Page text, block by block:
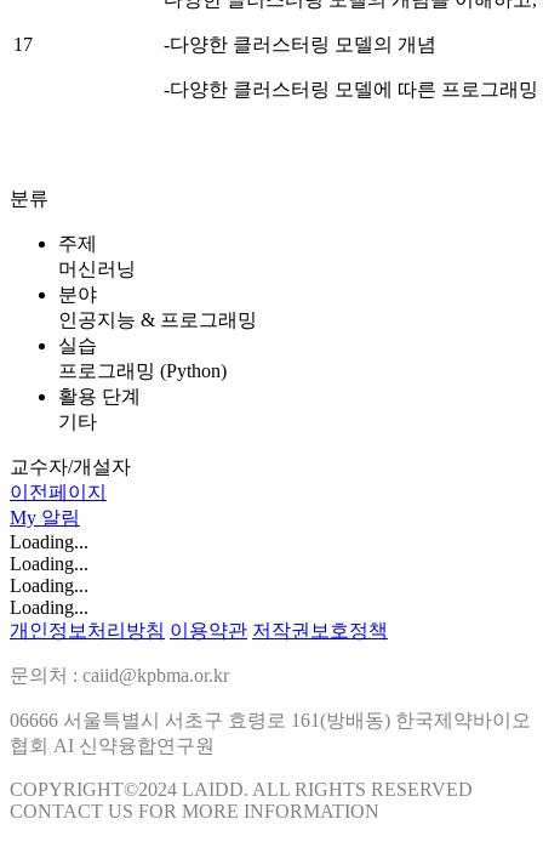
17 -다양한 클러스터링 모델의 개념
-다양한 클러스터링 모델에 따른 프로그래밍
분류
주제
머신러닝
분야
인공지능 & 프로그래밍
실습
프로그래밍 (Python)
활용 단계
기타
교수자/개설자
이전페이지
My 알림
Loading...
Loading...
Loading...
Loading...
개인정보처리방침 이용약관 저작권보호정책
문의처 : caiid@kpbma.or.kr
06666 서울특별시 서초구 효령로 161(방배동) 한국제약바이오
협회 AI 신약융합연구원
COPYRIGHT©2024 LAIDD. ALL RIGHTS RESERVED
CONTACT US FOR MORE INFORMATION